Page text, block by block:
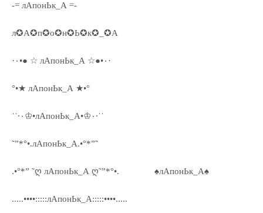
-= лАпонЬк_А =-
л✪А✪п✪о✪н✪Ь✪к✪_✪А
·٠•● ☆ лАпонЬк_А ☆●•٠·
°•★ лАпонЬк_А ★•°
˙˙·٠♔•лАпонЬк_А•♔٠·˙˙
˜”*°•.лАпонЬк_А.•°*”˜
.•°*” ˜ღ лАпонЬк_А ღ˜”*°•. ♠лАпонЬк_А♠
.....••••:::::лАпонЬк_А:::::••••.....